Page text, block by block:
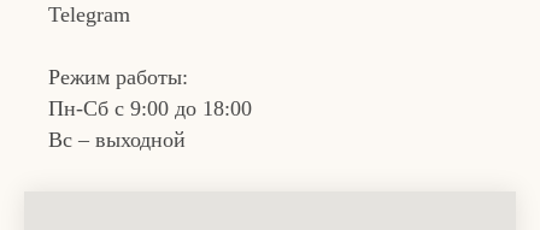
Telegram
Режим работы:
Пн-Сб с 9:00 до 18:00
Вс – выходной
Разработка и продвижение